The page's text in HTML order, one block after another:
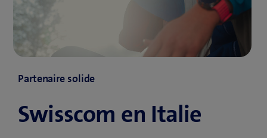
Partenaire solide
Swisscom en Italie